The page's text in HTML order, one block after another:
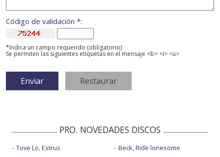
Código de validación *:
*Indica un campo requerido (obligatorio)
Se permiten las siguientes etiquetas en el mensaje <b> <i> <u>
PRO. NOVEDADES DISCOS
Tove Lo, Estrus
Beck, Ride lonesome